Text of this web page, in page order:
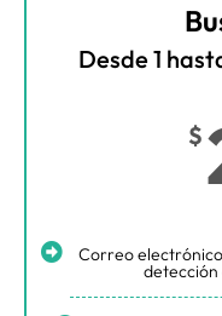
Desde 1
$
Correo